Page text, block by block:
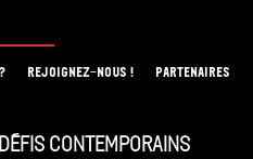
REJOIGNEZ-NOUS ! PARTENAIRES
contemporains